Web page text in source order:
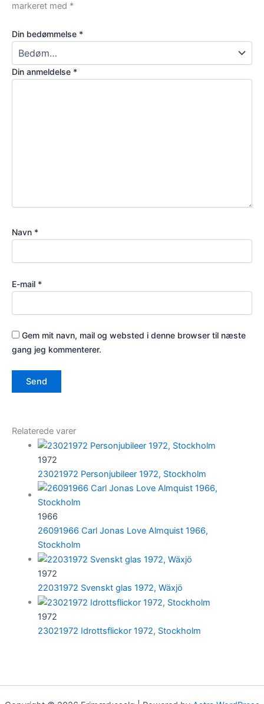
markeret med *
Din bedømmelse *
Din anmeldelse *
Navn *
E-mail *
Gem mit navn, mail og websted i denne browser til næste
gang jeg kommenterer.
Relaterede varer
1972
23021972 Personjubileer 1972, Stockholm
1966
26091966 Carl Jonas Love Almquist 1966,
Stockholm
1972
22031972 Svenskt glas 1972, Wäxjö
1972
23021972 Idrottsflickor 1972, Stockholm